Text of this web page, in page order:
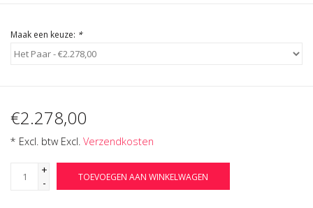
Maak een keuze: *
€2.278,00
* Excl. btw Excl. Verzendkosten
+
-
TOEVOEGEN AAN WINKELWAGEN